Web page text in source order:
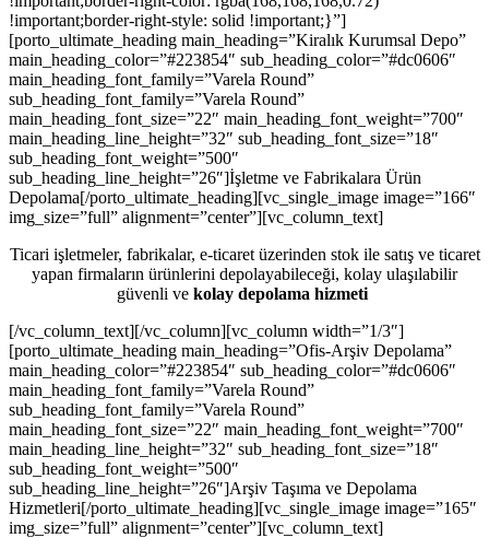
!important;border-right-style: solid !important;}”]
[porto_ultimate_heading main_heading=”Kiralık Kurumsal Depo”
main_heading_color=”#223854″ sub_heading_color=”#dc0606″
main_heading_font_family=”Varela Round”
sub_heading_font_family=”Varela Round”
main_heading_font_size=”22″ main_heading_font_weight=”700″
main_heading_line_height=”32″ sub_heading_font_size=”18″
sub_heading_font_weight=”500″
sub_heading_line_height=”26″]İşletme ve Fabrikalara Ürün
Depolama[/porto_ultimate_heading][vc_single_image image=”166″
img_size=”full” alignment=”center”][vc_column_text]
Ticari işletmeler, fabrikalar, e-ticaret üzerinden stok ile satış ve ticaret
yapan firmaların ürünlerini depolayabileceği, kolay ulaşılabilir
güvenli ve kolay depolama hizmeti
[/vc_column_text][/vc_column][vc_column width=”1/3″]
[porto_ultimate_heading main_heading=”Ofis-Arşiv Depolama”
main_heading_color=”#223854″ sub_heading_color=”#dc0606″
main_heading_font_family=”Varela Round”
sub_heading_font_family=”Varela Round”
main_heading_font_size=”22″ main_heading_font_weight=”700″
main_heading_line_height=”32″ sub_heading_font_size=”18″
sub_heading_font_weight=”500″
sub_heading_line_height=”26″]Arşiv Taşıma ve Depolama
Hizmetleri[/porto_ultimate_heading][vc_single_image image=”165″
img_size=”full” alignment=”center”][vc_column_text]